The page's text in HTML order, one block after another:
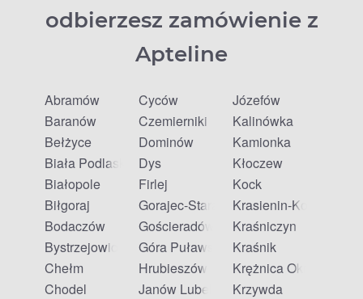
odbierzesz zamówienie z
Apteline
Abramów
Baranów
Bełżyce
Biała Podlaska
Białopole
Biłgoraj
Bodaczów
Bystrzejowice Pierwsze
Chełm
Chodel
Cyców
Czemierniki
Dominów
Dys
Firlej
Gorajec-Stara Wieś
Gościeradów Ukazowy
Góra Puławska
Hrubieszów
Janów Lubelski
Józefów
Kalinówka
Kamionka
Kłoczew
Kock
Krasienin-Kolonia
Kraśniczyn
Kraśnik
Krężnica Okrągła
Krzywda